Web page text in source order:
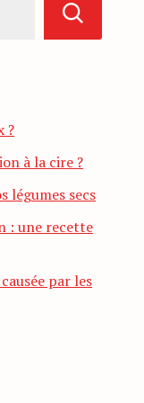
?
à la cire ?
légumes secs
: une recette
par les